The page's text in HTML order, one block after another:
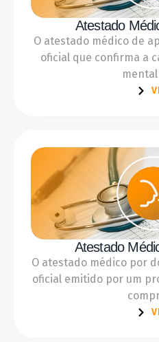
Atestado
O atestado médico de
oficial que confirma a
Atestado
O atestado médico por
oficial emitido por um